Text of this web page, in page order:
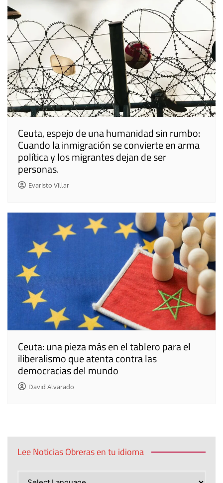
Ceuta, espejo de una humanidad sin rumbo:
Cuando la inmigración se convierte en arma
política y los migrantes dejan de ser
personas.
Evaristo Villar
Ceuta: una pieza más en el tablero para el
iliberalismo que atenta contra las
democracias del mundo
David Alvarado
Lee Noticias Obreras en tu idioma